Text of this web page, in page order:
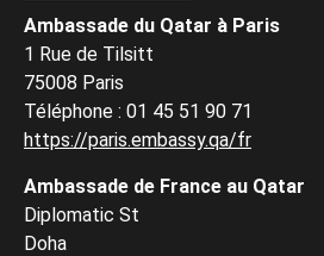
Ambassade du Qatar à Paris
1 Rue de Tilsitt
75008 Paris
Téléphone : 01 45 51 90 71
https://paris.embassy.qa/fr
Ambassade de France au Qatar
Diplomatic St
Doha